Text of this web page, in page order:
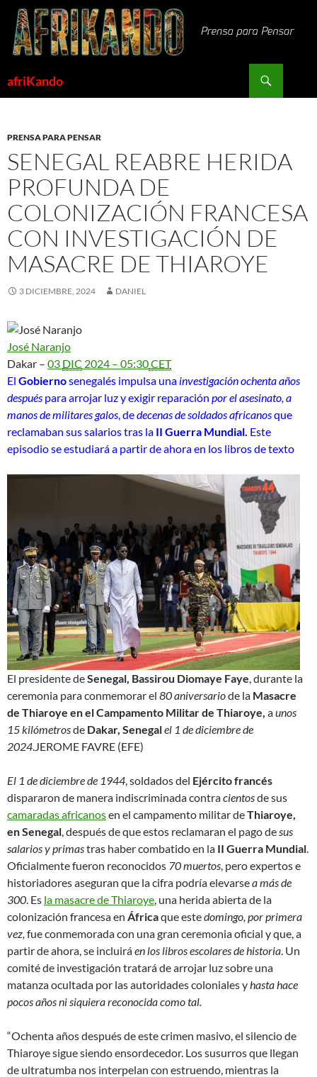
Saltar
contenido
afriKando
PRENSA PARA PENSAR
SENEGAL REABRE HERIDA
PROFUNDA DE
COLONIZACIÓN FRANCESA
CON INVESTIGACIÓN DE
MASACRE DE THIAROYE
3 DICIEMBRE, 2024 DANIEL
José Naranjo
Dakar – 03 DIC 2024 – 05:30CET
El Gobiernosenegalés impulsa una investigación ochenta años
después para arrojar luz y exigir reparación por el asesinato, a
manos de militares galos , dedecenas de soldados africanosque
reclamaban sus salarios tras la II Guerra Mundial. Este
episodio se estudiará a partir de ahora en los libros de texto
El presidente deSenegal, Bassirou Diomaye Faye , durante la
ceremonia para conmemorar el 80 aniversariode la Masacre
de Thiaroye en el Campamento Militar de Thiaroye, aunos
15 kilómetrosde Dakar, Senegalel 1 de diciembre de
2024 JEROME FAVRE (EFE)
El 1 de diciembre de 1944 , soldados del Ejército francés
dispararon de manera indiscriminada contracientosde sus
camaradas africanosen el campamento militar deThiaroye,
en Senegal , después de que estos reclamaran el pago de sus
salarios y primastras haber combatido en la II Guerra Mundial
Oficialmente fueron reconocidos 70 muertos , pero expertos e
historiadores aseguran que la cifra podría elevarsea más de
300 . Es la masacre de Thiaroye , una herida abierta de la
colonización francesa en Áfricaque estedomingo, por primera
vez, fue conmemorada con una gran ceremonia oficial y que, a
partir de ahora, se incluiráen los libros escolares de historia . Un
comité de investigación tratará de arrojar luz sobre una
matanza ocultada por las autoridades coloniales y hasta hace
pocos años ni siquiera reconocida como tal.
“Ochenta años después de este crimen masivo, el silencio de
Thiaroye sigue siendo ensordecedor. Los susurros que llegan
de ultratumba nos interpelan con estruendo, mientras la